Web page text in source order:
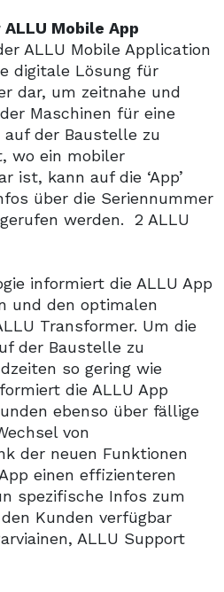
Mobile App
ALLU Mobile Application
digitale Lösung für
dar, um zeitnahe und
Maschinen für eine
der Baustelle zu
wo ein mobiler
ist, kann auf die ‘App’
über die Seriennummer
werden. 2 ALLU
informiert die ALLU App
und den optimalen
Transformer. Um die
der Baustelle zu
so gering wie
die ALLU App
ebenso über fällige
von
der neuen Funktionen
einen effizienteren
spezifische Infos zum
Kunden verfügbar
ALLU Support